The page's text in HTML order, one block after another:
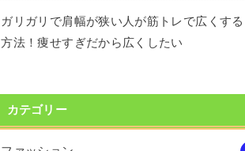
ガリガリで肩幅が狭い人が筋トレで広くする
方法！痩せすぎだから広くしたい
カテゴリー